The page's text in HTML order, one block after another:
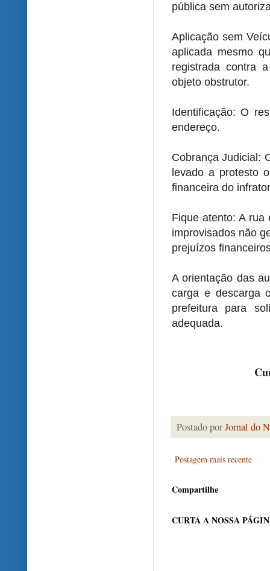
pública sem
Aplicação sem
aplicada mesmo
registrada contra
objeto obstrutor.
Identificação: O
endereço.
Cobrança Judicial:
levado a protesto
financeira do
Fique atento: A rua
improvisados não
prejuízos
A orientação das
carga e descarga
prefeitura para
adequada.
Postado porJornal do
Postagem mais recente
Compartilhe
CURTA A NOSSA